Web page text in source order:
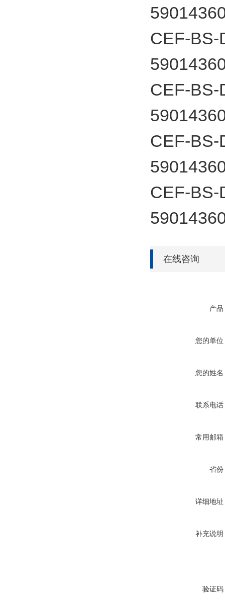
CEF-BS-
CEF-BS-
CEF-BS-
CEF-BS-
在线咨询
产品
您的单位
您的姓名
联系电话
常用邮箱
省份
详细地址
补充说明
验证码